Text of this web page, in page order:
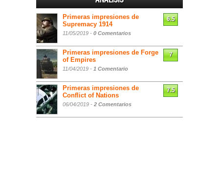
Primeras impresiones de
Supremacy 1914
11/05/2019 - 0 Comentarios
6.5
Primeras impresiones de Forge
of Empires
11/04/2019 - 1 Comentario
7
Primeras impresiones de
Conflict of Nations
06/04/2019 - 2 Comentarios
7.5